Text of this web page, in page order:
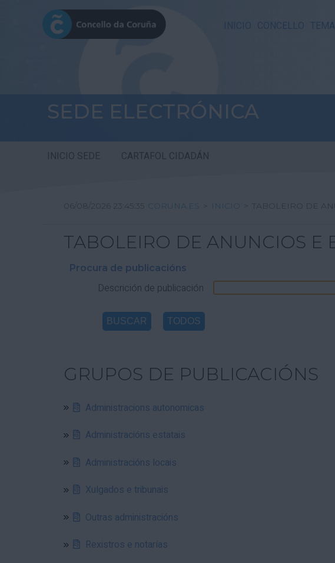
INICIO CONCELLO
SEDE ELECTRÓNICA
INICIO SEDE CARTAFOL CIDADÁN
06/08/2026 23:45:35 CORUNA.ES > INICIO > TABOLEIRO DE
TABOLEIRO DE ANUNCIOS E
Procura de publicacións
Descrición de publicación
GRUPOS DE PUBLICACIÓNS
Administracions autonomicas
Administracións estatais
Administracións locais
Xulgados e tribunais
Outras administracións
Rexistros e notarías